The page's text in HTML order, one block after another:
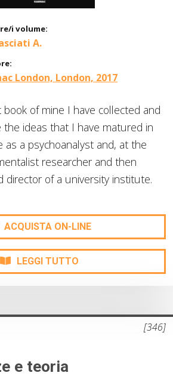
i volume:
A.
London, London, 2017
of mine I have collected and
ideas that I have matured in
as a psychoanalyst and, at the
researcher and then
director of a university institute.
ACQUISTA ON-LINE
LEGGI TUTTO
e teoria
[346]